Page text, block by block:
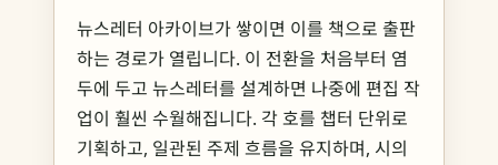
뉴스레터 아카이브가 쌓이면 이를 책으로 출판
하는 경로가 열립니다. 이 전환을 처음부터 염
두에 두고 뉴스레터를 설계하면 나중에 편집 작
업이 훨씬 수월해집니다. 각 호를 챕터 단위로
기획하고, 일관된 주제 흐름을 유지하며, 시의